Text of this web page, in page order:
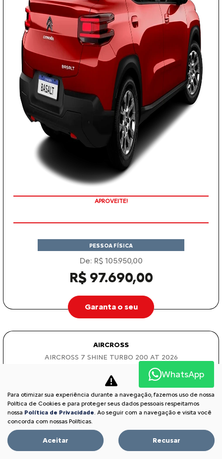
PESSOA FÍSICA
De: R$ 105.950,00
R$ 97.690,00
Garanta o seu
AIRCROSS
AIRCROSS 7 SHINE TURBO 200 AT 2026
WhatsApp
Para otimizar sua experiência durante a navegação, fazemos uso de nossa
Política de Cookies e para proteger seus dados pessoais respeitamos
nossa Política de Privacidade. Ao seguir com a navegação e visita você
concorda com nossas Políticas.
Aceitar Recusar